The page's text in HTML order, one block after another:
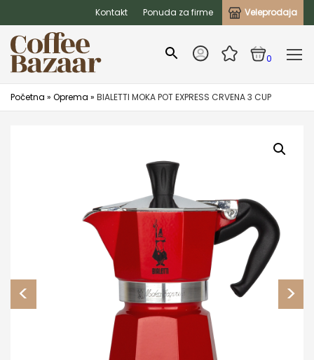
Kontakt Ponuda za firme Veleprodaja
0
Početna » Oprema » BIALETTI MOKA POT EXPRESS CRVENA 3 CUP